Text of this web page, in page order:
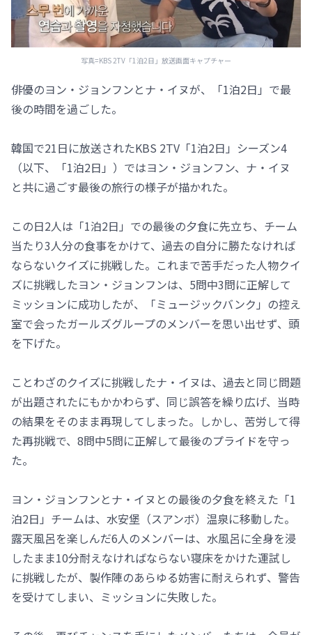
写真=KBS 2TV「1泊2日」放送画面キャプチャー
俳優のヨン・ジョンフンとナ・イヌが、「1泊2日」で最
後の時間を過ごした。
韓国で21日に放送されたKBS 2TV「1泊2日」シーズン4
（以下、「1泊2日」）ではヨン・ジョンフン、ナ・イヌ
と共に過ごす最後の旅行の様子が描かれた。
この日2人は「1泊2日」での最後の夕食に先立ち、チーム
当たり3人分の食事をかけて、過去の自分に勝たなければ
ならないクイズに挑戦した。これまで苦手だった人物クイ
ズに挑戦したヨン・ジョンフンは、5問中3問に正解して
ミッションに成功したが、「ミュージックバンク」の控え
室で会ったガールズグループのメンバーを思い出せず、頭
を下げた。
ことわざのクイズに挑戦したナ・イヌは、過去と同じ問題
が出題されたにもかかわらず、同じ誤答を繰り広げ、当時
の結果をそのまま再現してしまった。しかし、苦労して得
た再挑戦で、8問中5問に正解して最後のプライドを守っ
た。
ヨン・ジョンフンとナ・イヌとの最後の夕食を終えた「1
泊2日」チームは、水安堡（スアンボ）温泉に移動した。
露天風呂を楽しんだ6人のメンバーは、水風呂に全身を浸
したまま10分耐えなければならない寝床をかけた運試し
に挑戦したが、製作陣のあらゆる妨害に耐えられず、警告
を受けてしまい、ミッションに失敗した。